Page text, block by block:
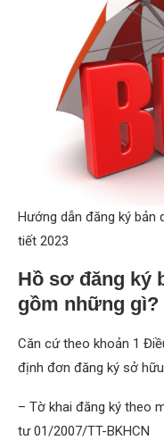
Hướng dẫn đăng ký bản
tiết 2023
Hồ sơ đăng ký
gồm những gì?
Căn cứ theo khoản 1
định đơn đăng ký sở
– Tờ khai đăng ký theo
tư 01/2007/TT-BKHCN